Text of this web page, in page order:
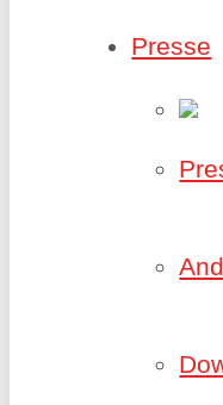
Presse